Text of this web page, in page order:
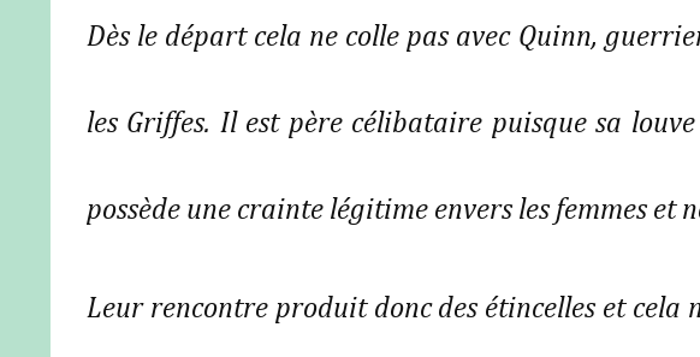
Dès le départ cela ne colle pas avec Quinn,
les Griffes. Il est père célibataire puisque sa
possède une crainte légitime envers les femmes et
Leur rencontre produit donc des étincelles et cela